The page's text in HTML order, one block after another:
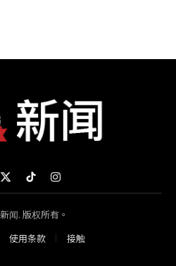
X
(Twitter)
TikTokInstagram
闻. 版权所有。
使用条款 接触